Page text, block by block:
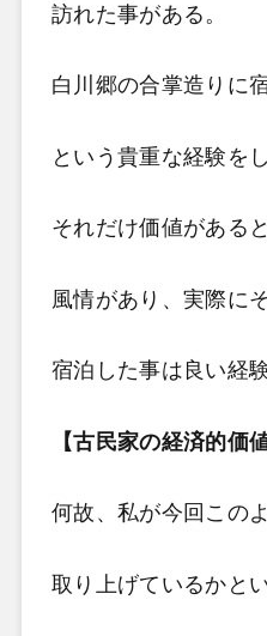
訪れた事がある。
白川郷の合掌造りに
という貴重な経験をし
それだけ価値がある
風情があり、実際に
宿泊した事は良い経
【古民家の経済的価値
何故、私が今回この
取り上げているかと